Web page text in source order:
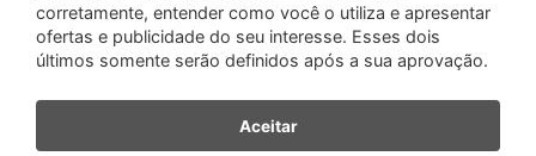
corretamente, entender como você o utiliza e apresentar
ofertas e publicidade do seu interesse. Esses dois
últimos somente serão definidos após a sua aprovação.
Aceitar